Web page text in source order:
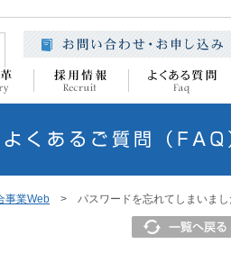
事業Web > パスワードを忘れてしまいまし